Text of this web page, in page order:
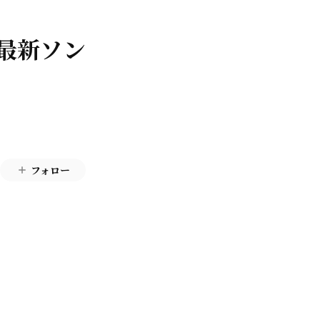
新ソン
フォロー